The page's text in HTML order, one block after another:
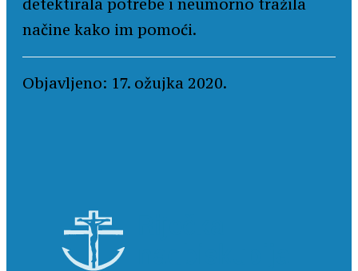
detektirala potrebe i neumorno tražila
načine kako im pomoći.
Objavljeno: 17. ožujka 2020.